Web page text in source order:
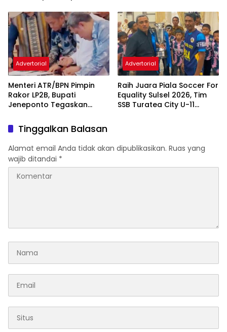
Layanan Administrasi
Kependudukan
Advertorial
Menteri ATR/BPN Pimpin
Rakor LP2B, Bupati
Jeneponto Tegaskan
Pertanian
Advertorial
Raih Juara Piala Soccer For
Equality Sulsel 2026, Tim
SSB Turatea City U-11
Tinggalkan Balasan
Alamat email Anda tidak akan dipublikasikan. Ruas yang
wajib ditandai *